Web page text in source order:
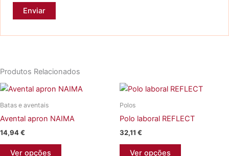
Produtos Relacionados
Batas e aventais
Avental apron NAIMA
14,94€
Ver opções
This
Polos
Polo laboral REFLECT
32,11 €
Ver opções
This